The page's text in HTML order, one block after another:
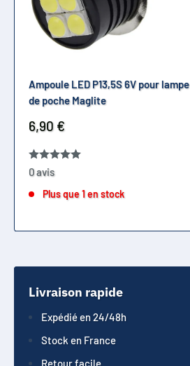
Ampoule LED P13,5S 6V pour lampe
de poche Maglite
Prix
réduit
6,90 €
0 avis
Plus que 1 en stock
Livraison rapide
Expédié en 24/48h
Stock en France
Retour facile